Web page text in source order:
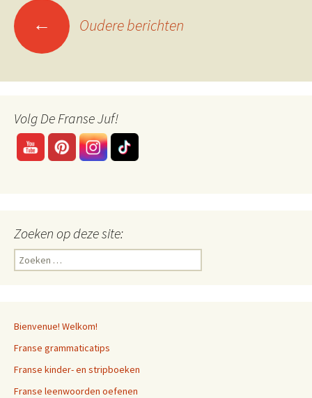
Berichtennavigatie
← Oudere berichten
Volg De Franse Juf!
Zoeken op deze site:
Zoeken
naar:
Bienvenue! Welkom!
Franse grammaticatips
Franse kinder- en stripboeken
Franse leenwoorden oefenen